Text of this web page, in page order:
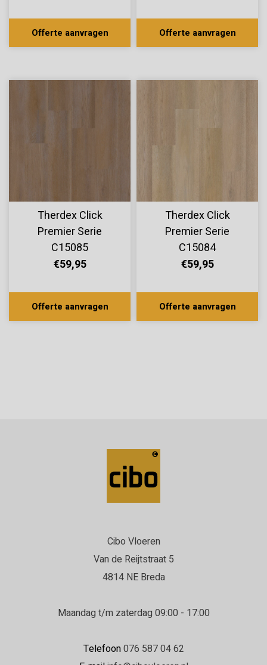
Offerte aanvragen Offerte aanvragen
Therdex Click
Premier Serie
C15085
€59,95
Offerte aanvragen
Therdex Click
Premier Serie
C15084
€59,95
Offerte aanvragen
Cibo Vloeren
Van de Reijtstraat 5
4814 NE Breda
Maandag t/m zaterdag 09:00 - 17:00
Telefoon076 587 04 62